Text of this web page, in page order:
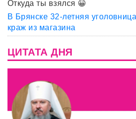
Откуда ты взялся 😀
В Брянске 32-летняя
краж из магазина
ЦИТАТА ДНЯ